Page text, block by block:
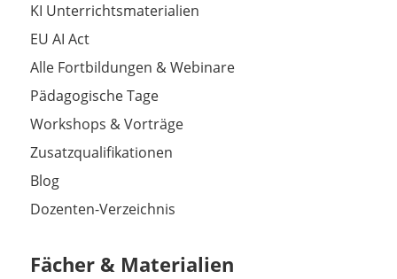
KI Unterrichtsmaterialien
EU AI Act
Alle Fortbildungen & Webinare
Pädagogische Tage
Workshops & Vorträge
Zusatzqualifikationen
Blog
Dozenten-Verzeichnis
Fächer & Materialien